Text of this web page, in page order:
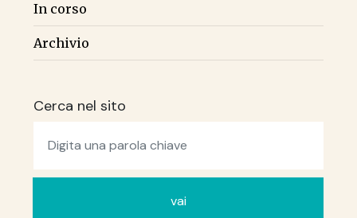
In corso
Archivio
Cerca nel sito